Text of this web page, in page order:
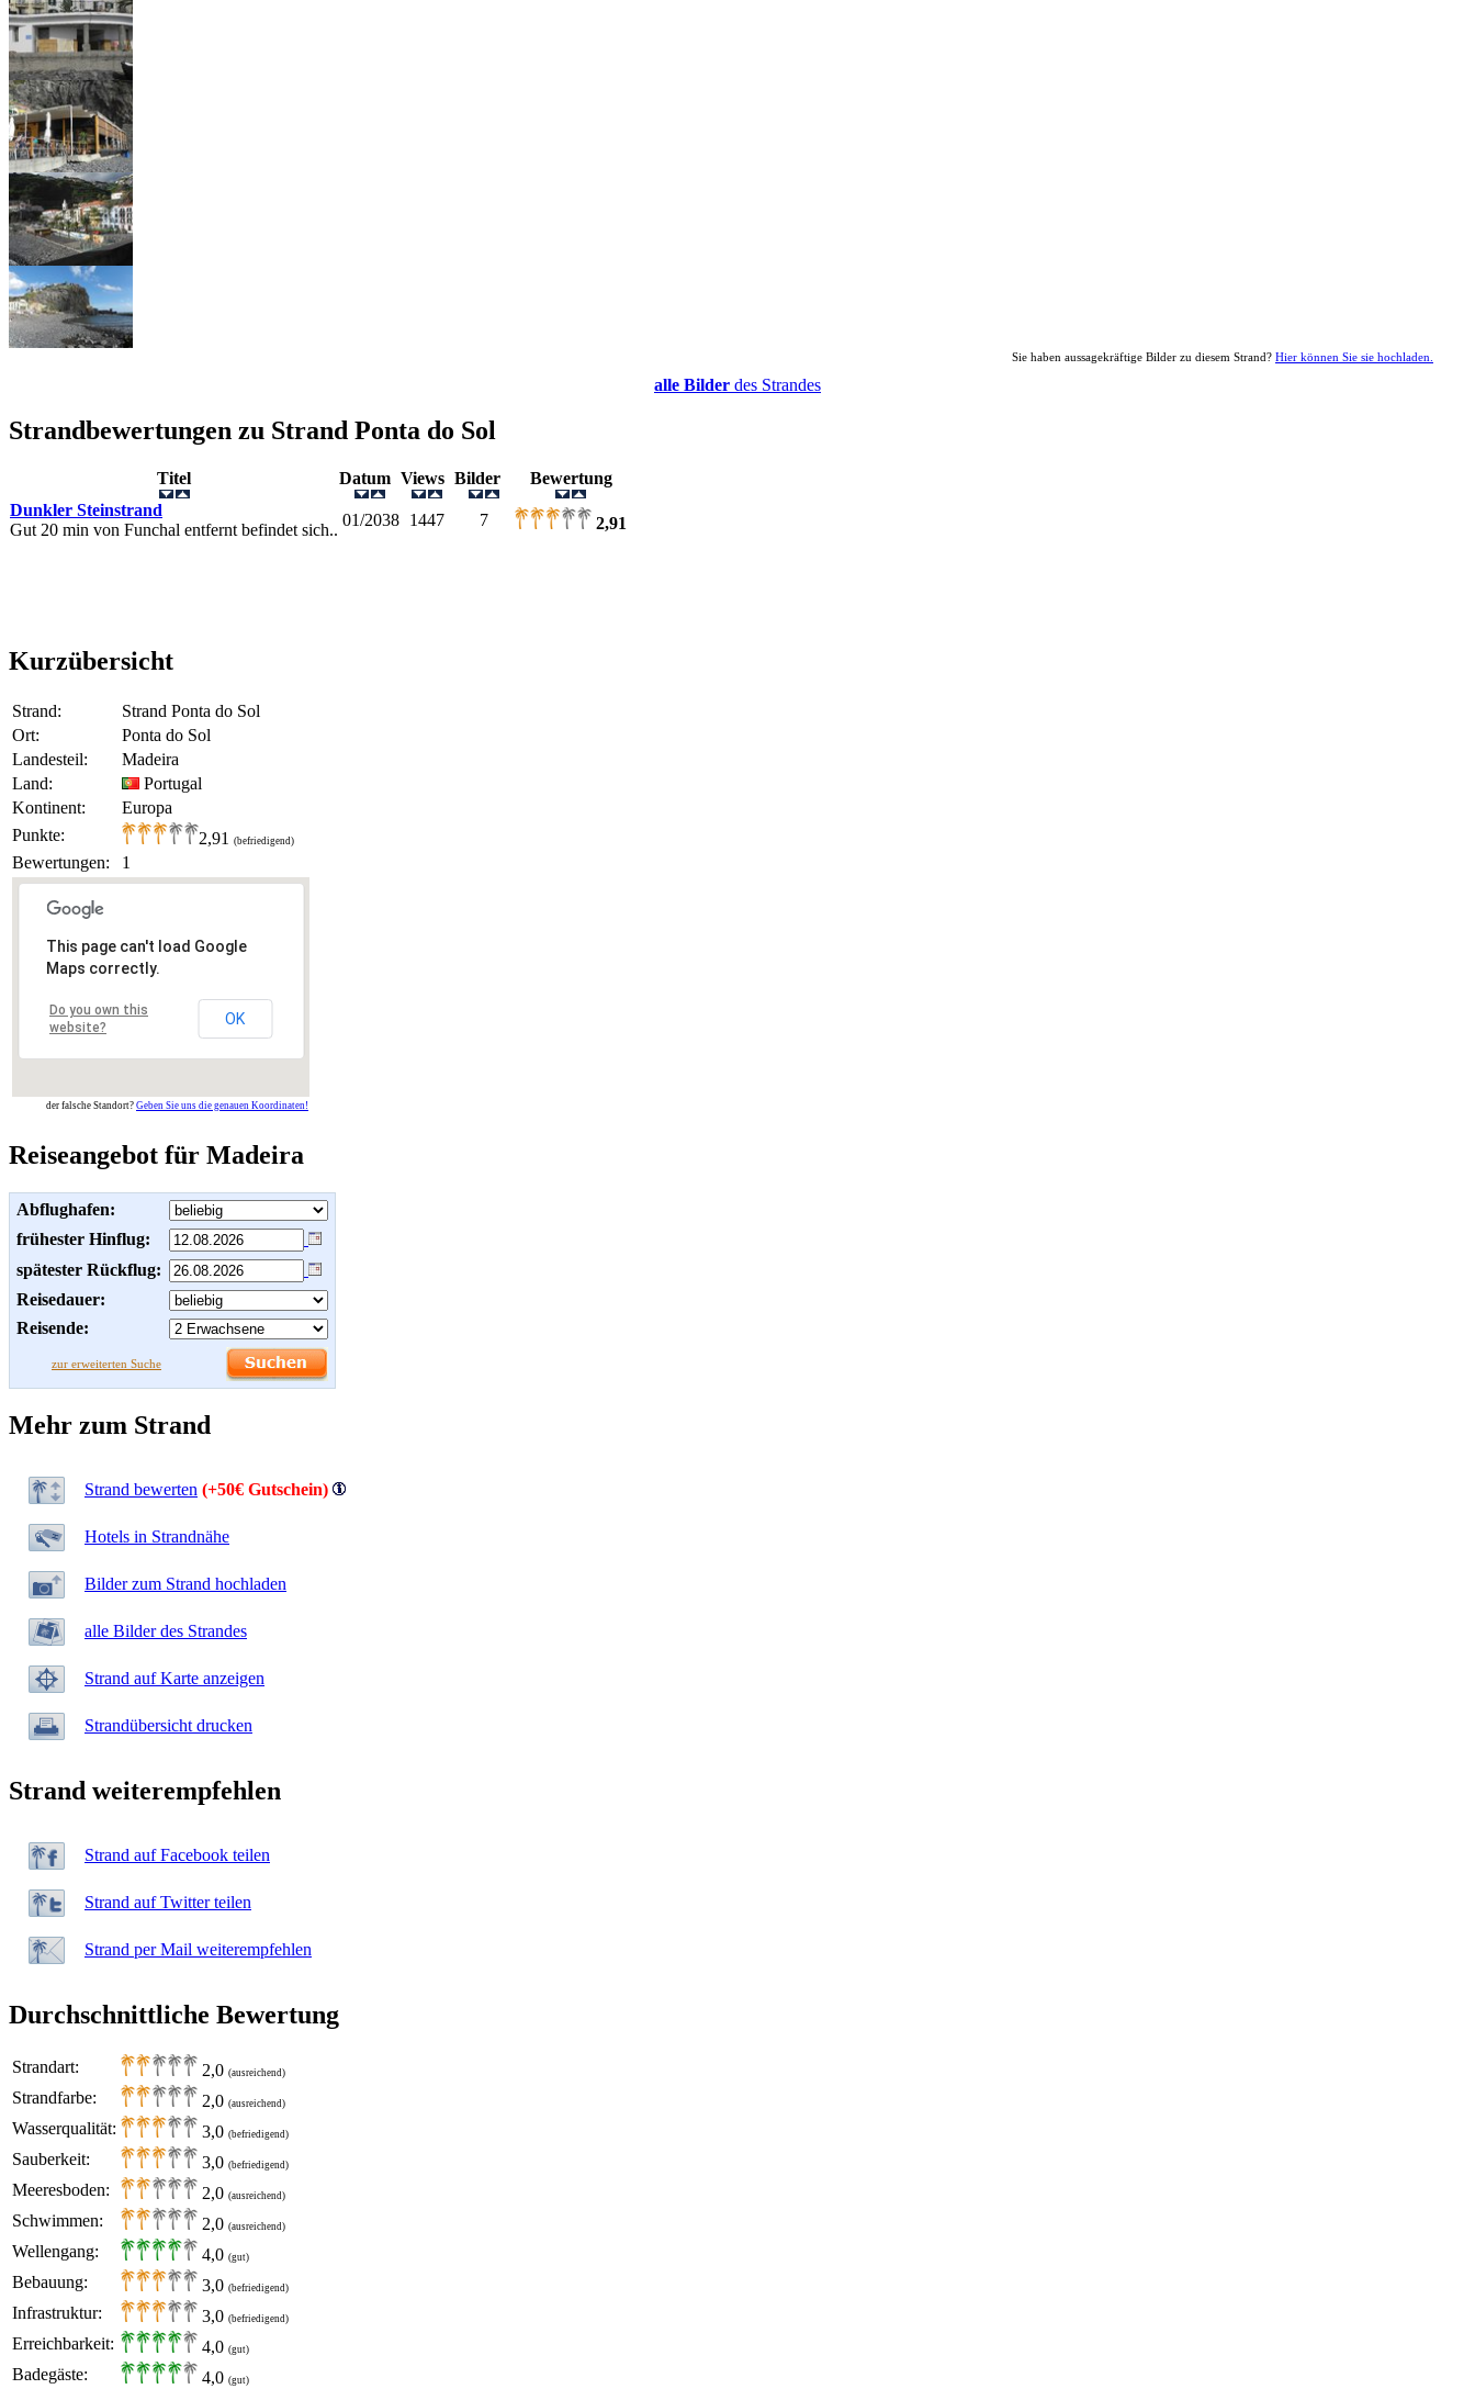
Sie haben aussagekräftige Bilder zu diesem Strand? Hier können Sie sie hochladen.
alle Bilder des Strandes
Strandbewertungen zu Strand Ponta do Sol
Titel Datum Views Bilder
Bewertung
Dunkler Steinstrand
Gut 20 min von Funchal entfernt befindet sich..
01/2038 1447 7 2,91
Kurzübersicht
Strand:
Strand Ponta do Sol
Ort:
Ponta do Sol
Landesteil:
Madeira
Land:
Portugal
Kontinent:
Europa
Punkte:
2,91 (befriedigend)
Bewertungen: 1
This page can't load Google
Maps correctly.
Do you own this
website?
OK
der falsche Standort? Geben Sie uns die genauen Koordinaten!
Reiseangebot für Madeira
Abflughafen:
frühester Hinflug:
spätester Rückflug:
Reisedauer:
Reisende:
zur erweiterten Suche
Mehr zum Strand
Strand bewerten (+50€ Gutschein)
Hotels in Strandnähe
Bilder zum Strand hochladen
alle Bilder des Strandes
Strand auf Karte anzeigen
Strandübersicht drucken
Strand weiterempfehlen
Strand auf Facebook teilen
Strand auf Twitter teilen
Strand per Mail weiterempfehlen
Durchschnittliche Bewertung
Strandart: 2,0 (ausreichend)
Strandfarbe: 2,0 (ausreichend)
Wasserqualität: 3,0 (befriedigend)
Sauberkeit: 3,0 (befriedigend)
Meeresboden: 2,0 (ausreichend)
Schwimmen: 2,0 (ausreichend)
Wellengang: 4,0 (gut)
Bebauung: 3,0 (befriedigend)
Infrastruktur: 3,0 (befriedigend)
Erreichbarkeit: 4,0 (gut)
Badegäste: 4,0 (gut)